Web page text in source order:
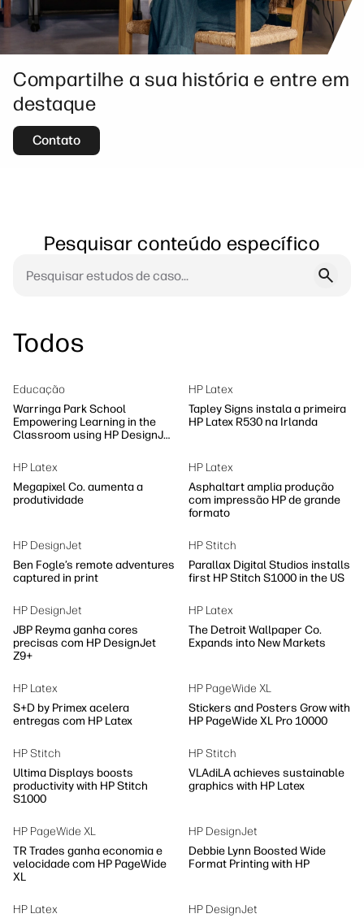
Compartilhe a sua história e entre em
destaque
Contato
Pesquisar conteúdo específico
Todos
Educação
Warringa Park School
Empowering Learning in the
Classroom using HP DesignJet
HP Latex
Tapley Signs instala a primeira
HP Latex R530 na Irlanda
HP Latex
Megapixel Co. aumenta a
produtividade
HP Latex
Asphaltart amplia produção
com impressão HP de grande
formato
HP DesignJet
Ben Fogle’s remote adventures
captured in print
HP Stitch
Parallax Digital Studios installs
first HP Stitch S1000 in the US
HP DesignJet
JBP Reyma ganha cores
precisas com HP DesignJet
Z9+
HP Latex
The Detroit Wallpaper Co.
Expands into New Markets
HP Latex
S+D by Primex acelera
entregas com HP Latex
HP PageWide XL
Stickers and Posters Grow with
HP PageWide XL Pro 10000
HP Stitch
Ultima Displays boosts
productivity with HP Stitch
S1000
HP Stitch
VLAdiLA achieves sustainable
graphics with HP Latex
HP PageWide XL
TR Trades ganha economia e
velocidade com HP PageWide
XL
HP DesignJet
Debbie Lynn Boosted Wide
Format Printing with HP
HP Latex
HP DesignJet